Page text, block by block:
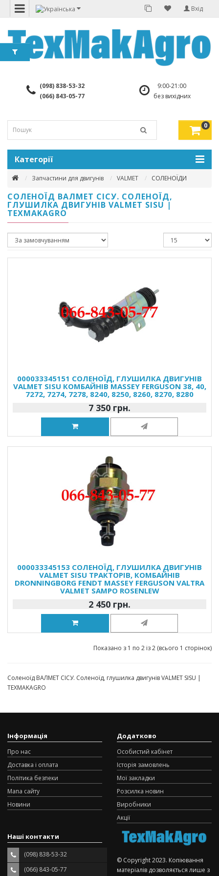
Вхід
(098) 838-53-32
(066) 843-05-77
9:00-21:00
без вихідних
0
Категорії
Запчастини для двигунів VALMET СОЛЕНОЇДИ
СОЛЕНОЇД ВАЛМЕТ СІСУ. СОЛЕНОЇД,
ГЛУШИЛКА ДВИГУНІВ VALMET SISU |
TEXMAKAGRO
000033345151 СОЛЕНОЇД, ГЛУШИЛКА ДВИГУНІВ
VALMET SISU КОМБАЙНІВ MASSEY FERGUSON 38, 40,
7272, 7274, 7278, 8240, 8250, 8260, 8270, 8280
7 350 грн.
000033345153 СОЛЕНОЇД, ГЛУШИЛКА ДВИГУНІВ
VALMET SISU ТРАКТОРІВ, КОМБАЙНІВ
DRONNINGBORG FENDT MASSEY FERGUSON VALTRA
VALMET SAMPO ROSENLEW
2 450 грн.
Показано з 1 по 2 із 2 (всього 1 сторінок)
Соленоїд ВАЛМЕТ СІСУ. Соленоїд, глушилка двигунів VALMET SISU |
TEXMAKAGRO
Інформація
Про нас
Доставка і оплата
Політика безпеки
Мапа сайту
Новини
Додатково
Особистий кабінет
Історія замовлень
Мої закладки
Розсилка новин
Виробники
Акції
Наші контакти
(098) 838-53-32
(066) 843-05-77
© Copyright 2023. Копіювання
матеріалів дозволяється лише з